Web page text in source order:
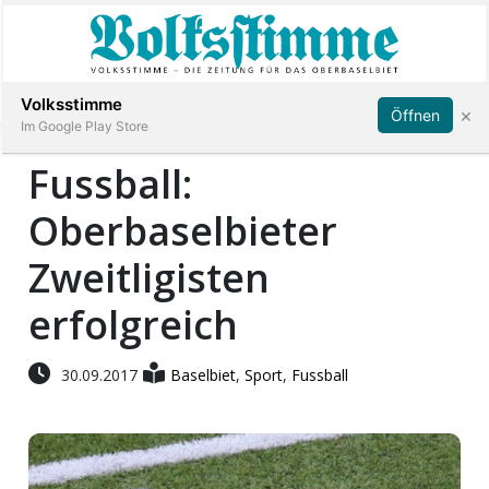
Immobilien
Veranstaltungen
Stellen
App
Abonnieren Anmelden
Fussball:
Oberbaselbieter
Zweitligisten
erfolgreich
30.09.2017 Baselbiet,Sport, Fussball
Volksstimme
Im Google Play Store
Öffnen ×